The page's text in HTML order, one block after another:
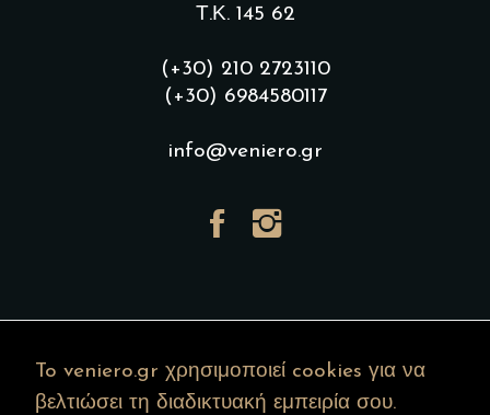
Τ.Κ. 145 62
(+30) 210 2723110
(+30) 6984580117
info@veniero.gr
To veniero.gr χρησιμοποιεί cookies για να
βελτιώσει τη διαδικτυακή εμπειρία σου.